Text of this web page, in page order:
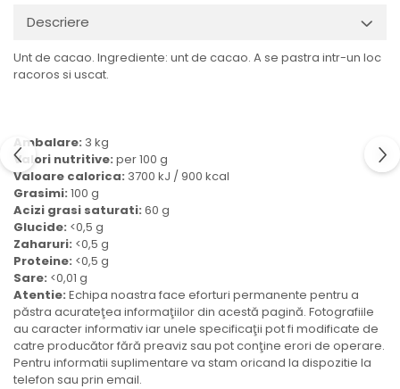
Ulei Huilerie Beaujolaise
Uleiuri aromatizate
Ulei Wiberg Gastro
Descriere
Unt de cacao. Ingrediente: unt de cacao. A se pastra intr-un loc
racoros si uscat.
Ambalare: 3 kg
Valori nutritive: per 100 g
Valoare calorica: 3700 kJ / 900 kcal
Grasimi: 100 g
Acizi grasi saturati: 60 g
Glucide: <0,5 g
Zaharuri: <0,5 g
Proteine: <0,5 g
Sare: <0,01 g
Atentie: Echipa noastra face eforturi permanente pentru a
păstra acurateţea informaţiilor din acestă pagină. Fotografiile
au caracter informativ iar unele specificaţii pot fi modificate de
catre producător fără preaviz sau pot conţine erori de operare.
Pentru informatii suplimentare va stam oricand la dispozitie la
telefon sau prin email.